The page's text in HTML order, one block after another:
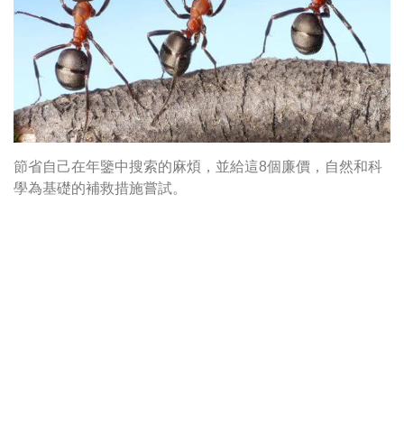
節省自己在年鑒中搜索的麻煩，並給這8個廉價，自然和科
學為基礎的補救措施嘗試。